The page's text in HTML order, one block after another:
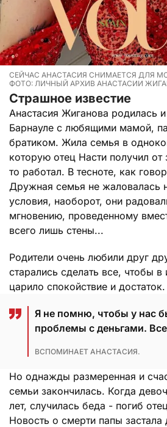
СЕЙЧАС АНАСТАСИЯ СНИМАЕТСЯ ДЛЯ
ФОТО: ЛИЧНЫЙ АРХИВ АНАСТАСИИ
Страшное известие
Анастасия Жиганова родилась
Барнауле с любящими мамой,
братиком. Жила семья в
которую отец Насти получил от
то работал. В тесноте, как
Дружная семья не жаловалась
условия, наоборот, они
мгновению, проведенному
всего лишь стены...
Родители очень любили друг
старались сделать все, чтобы в
царило спокойствие и достаток.
Я не помню, чтобы у нас
проблемы с деньгами.
ВСПОМИНАЕТ АНАСТАСИЯ.
Но однажды размеренная и
семьи закончилась. Когда
лет, случилась беда - погиб
Новость о смерти папы застала